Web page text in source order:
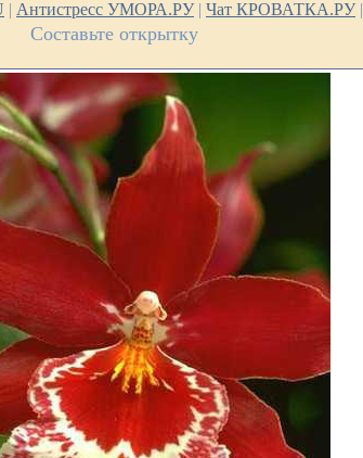
| Антистресс УМОРА.РУ| Чат КРОВАТКА.РУ|
Составьте открытку